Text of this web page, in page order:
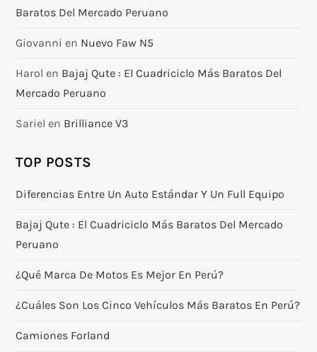
Baratos Del Mercado Peruano
Giovanni en Nuevo Faw N5
Harol en Bajaj Qute : El Cuadriciclo Más Baratos Del
Mercado Peruano
Sariel en Brilliance V3
TOP POSTS
Diferencias Entre Un Auto Estándar Y Un Full Equipo
Bajaj Qute : El Cuadriciclo Más Baratos Del Mercado
Peruano
¿Qué Marca De Motos Es Mejor En Perú?
¿Cuáles Son Los Cinco Vehículos Más Baratos En Perú?
Camiones Forland